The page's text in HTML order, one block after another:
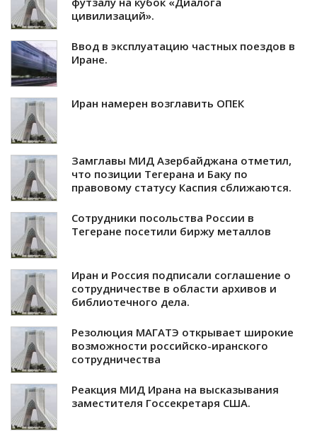
цивилизаций».
Ввод в эксплуатацию частных поездов в
Иране.
Иран намерен возглавить ОПЕК
Замглавы МИД Азербайджана отметил,
что позиции Тегерана и Баку по
правовому статусу Каспия сближаются.
Сотрудники посольства России в
Тегеране посетили биржу металлов
Иран и Россия подписали соглашение о
сотрудничестве в области архивов и
библиотечного дела.
Резолюция МАГАТЭ открывает широкие
возможности российско-иранского
сотрудничества
Реакция МИД Ирана на высказывания
заместителя Госсекретаря США.